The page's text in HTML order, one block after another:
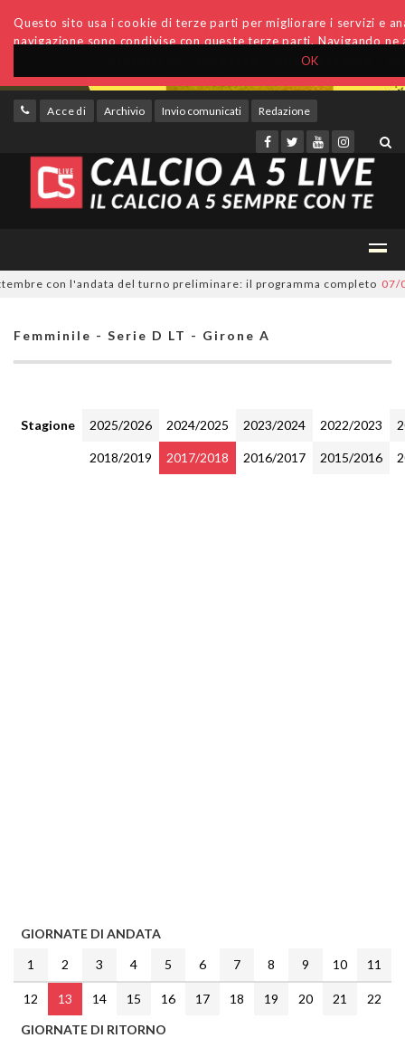
OK
Questo sito usa i cookie di terze parti per migliorare i servizi e
navigazione sono condivise con queste terze parti. Navigando
Accedi Archivio Invio comunicati Redazione
con l'andata del turno preliminare: il programma completo 07/08/
Femminile - Serie D LT - Girone A
Stagione 2025/2026 2024/2025 2023/2024 2022/2023
2018/2019 2017/2018 2016/2017 2015/2016
GIORNATE DI ANDATA
1
2 3 4 5 6 7 8 9 10 11
12 13 14 15 16 17 18 19 20 21
22
GIORNATE DI RITORNO